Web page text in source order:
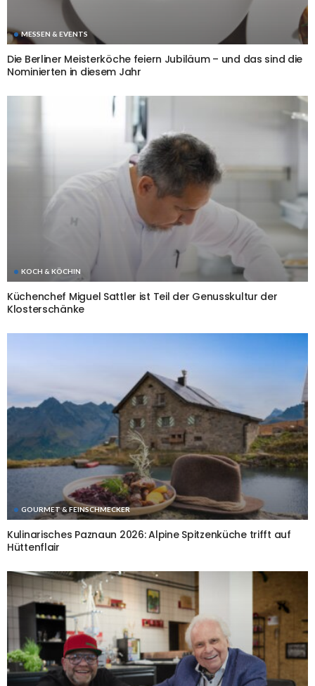
MESSEN & EVENTS
Die Berliner Meisterköche feiern Jubiläum – und das sind die
Nominierten in diesem Jahr
KOCH & KÖCHIN
Küchenchef Miguel Sattler ist Teil der Genusskultur der
Klosterschänke
GOURMET & FEINSCHMECKER
Kulinarisches Paznaun 2026: Alpine Spitzenküche trifft auf
Hüttenflair